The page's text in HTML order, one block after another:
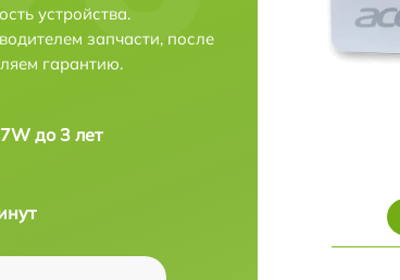
устройства.
запчасти, после
гарантию.
до 3 лет